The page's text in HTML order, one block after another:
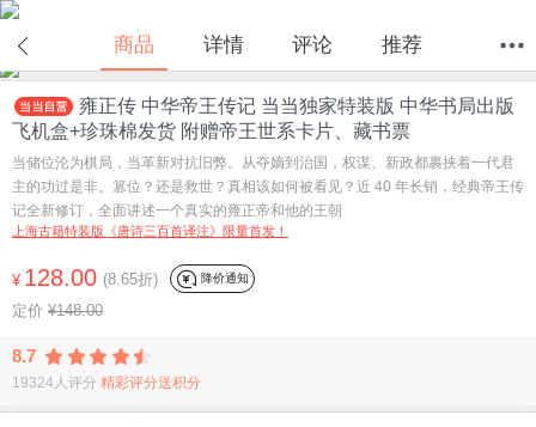
商品 详情 评论 推荐
首页 分类 值得买 购物车 我的当当
雍正传 中华帝王传记 当当独家特装版 中华书局出版
飞机盒+珍珠棉发货 附赠帝王世系卡片、藏书票
当储位沦为棋局，当革新对抗旧弊。从夺嫡到治国，权谋、新政都裹挟着一代君
主的功过是非。篡位？还是救世？真相该如何被看见？近 40 年长销，经典帝王传
记全新修订，全面讲述一个真实的雍正帝和他的王朝
上海古籍特装版《唐诗三百首译注》限量首发！
¥ 128.00 (8.65折) 降价通知
定价 ¥148.00
8.7
19324人评分 精彩评分送积分